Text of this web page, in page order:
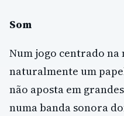
Som
Num jogo centrado na
naturalmente um
não aposta em
numa banda sonora